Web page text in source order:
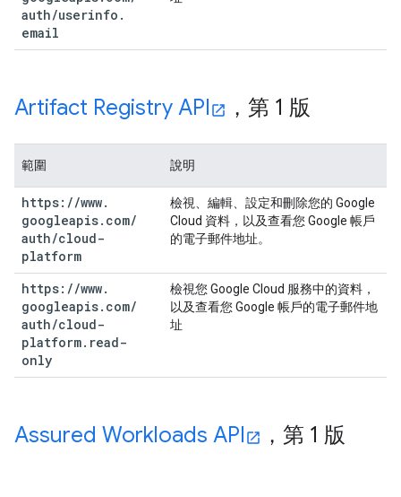
auth/userinfo .
email
Artifact Registry API ，第 1 版
範圍 說明
https: //www.
googleapis. com/
auth/cloud-
platform
檢視、編輯、設定和刪除您的 Google
Cloud 資料，以及查看您 Google 帳戶
的電子郵件地址。
https: //www.
googleapis. com/
auth/cloud-
platform. read-
only
檢視您 Google Cloud 服務中的資料，
以及查看您 Google 帳戶的電子郵件地
址
Assured Workloads API ，第 1 版